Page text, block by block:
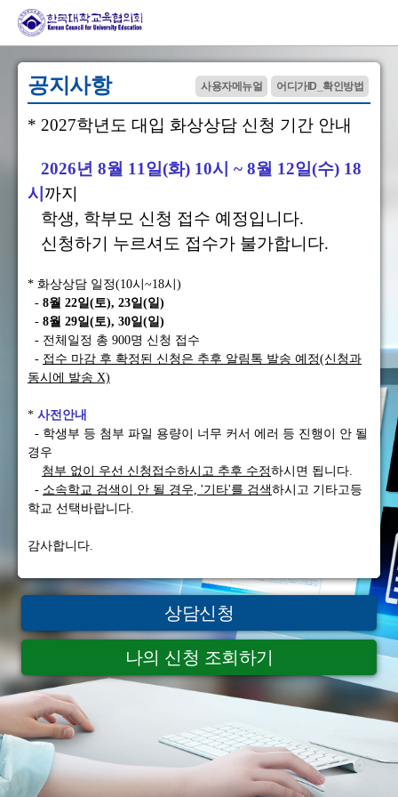
공지사항 어디가ID_확인방법
사용자메뉴얼
* 2027학년도 대입 화상상담 신청 기간 안내
2026년 8월 11일(화) 10시 ~ 8월 12일(수) 18
시 까지
학생, 학부모 신청 접수 예정입니다.
신청하기 누르셔도 접수가 불가합니다.
* 화상상담 일정(10시~18시)
- 8월 22일(토), 23일(일)
- 8월 29일(토), 30일(일)
- 전체일정 총 900명 신청 접수
- 접수 마감 후 확정된 신청은 추후 알림톡 발송 예정(신청과
동시에 발송 X)
* 사전안내
- 학생부 등 첨부 파일 용량이 너무 커서 에러 등 진행이 안 될
경우
첨부 없이 우선 신청접수하시고 추후 수정하시면 됩니다.
- 소속학교 검색이 안 될 경우, '기타'를 검색하시고 기타고등
학교 선택바랍니다.
감사합니다.
상담신청
나의 신청 조회하기